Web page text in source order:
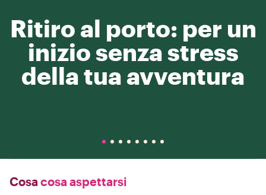
Ritiro al porto: per un
inizio senza stress
della tua avventura
Cosa cosa aspettarsi